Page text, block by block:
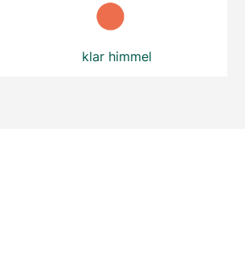
klar himmel